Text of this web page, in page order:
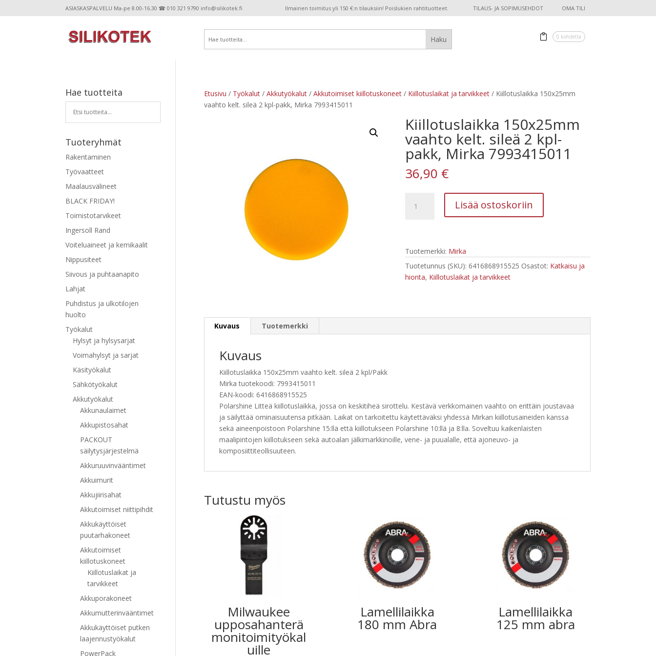
ASIASKASPALVELU Ma-pe 8.00-16.30 ☎ 010 321 9790 info@silikotek.fi Ilmainen toimitus yli 150 €:n tilauksiin! Poislukien rahtituotteet. TILAUS- JA SOPIMUSEHDOT OMA TILI
0 kohdetta
Etusivu / Työkalut/ Akkutyökalut/ Akkutoimiset kiillotuskoneet/ Kiillotuslaikat ja tarvikkeet/ Kiillotuslaikka 150x25mm
vaahto kelt. sileä 2 kpl-pakk, Mirka 7993415011
Kiillotuslaikka 150x25mm
vaahto kelt. sileä 2 kpl-
pakk, Mirka 7993415011
36,90 €
150x25mm
2
kpl-
pakk,
Lisää ostoskoriin
Tuotemerkki: Mirka
Tuotetunnus (SKU): 6416868915525 Osastot: Katkaisu ja
hionta, Kiillotuslaikat ja tarvikkeet
Kuvaus Tuotemerkki
Kuvaus
Kiillotuslaikka 150x25mm vaahto kelt. sileä 2 kpl/Pakk
Mirka tuotekoodi: 7993415011
EAN-koodi: 6416868915525
Polarshine Litteä kiillotuslaikka, jossa on keskitiheä sirottelu. Kestävä verkkomainen vaahto on erittäin joustavaa
ja säilyttää ominaisuutensa pitkään. Laikat on tarkoitettu käytettäväksi yhdessä Mirkan kiillotusaineiden kanssa
sekä aineenpoistoon Polarshine 15:llä että kiillotukseen Polarshine 10:llä ja 8:lla. Soveltuu kaikenlaisten
maalipintojen kiillotukseen sekä autoalan jälkimarkkinoille, vene- ja puualalle, että ajoneuvo- ja
komposiittiteollisuuteen.
Tutustu myös
Milwaukee
upposahanterä
monitoimityökal
uille
Lamellilaikka
180 mm Abra
Lamellilaikka
125 mm abra
Hae tuotteita
Tuoteryhmät
Rakentaminen
Työvaatteet
Maalausvälineet
BLACK FRIDAY!
Toimistotarvikeet
Ingersoll Rand
Voiteluaineet ja kemikaalit
Nippusiteet
Siivous ja puhtaanapito
Lahjat
Puhdistus ja ulkotilojen
huolto
Työkalut
Hylsyt ja hylsysarjat
Voimahylsyt ja sarjat
Käsityökalut
Sähkötyökalut
Akkutyökalut
Akkunaulaimet
Akkupistosahat
PACKOUT
säilytysjärjestelmä
Akkuruuvinvääntimet
Akkuimurit
Akkujiirisahat
Akkutoimiset niittipihdit
Akkukäyttöiset
puutarhakoneet
Akkutoimiset
kiillotuskoneet
Kiillotuslaikat ja
tarvikkeet
Akkuporakoneet
Akkumutterinvääntimet
Akkukäyttöiset putken
laajennustyökalut
PowerPack